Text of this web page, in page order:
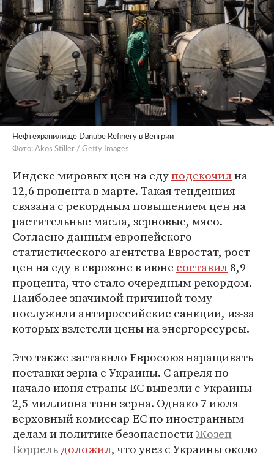
Нефтехранилище Danube Refinery в Венгрии
Фото: Akos Stiller / Getty Images
Индекс мировых цен на едуподскочилна
12,6 процента в марте. Такая тенденция
связана с рекордным повышением цен на
растительные масла, зерновые, мясо.
Согласно данным европейского
статистического агентства Евростат, рост
цен на еду в еврозоне в июне составил8,9
процента, что стало очередным рекордом.
Наиболее значимой причиной тому
послужили антироссийские санкции, из-за
которых взлетели цены на энергоресурсы.
Это также заставило Евросоюз наращивать
поставки зерна с Украины. С апреля по
начало июня страны ЕС вывезли с Украины
2,5 миллиона тонн зерна. Однако 7 июля
верховный комиссар ЕС по иностранным
делам и политике безопасностиЖозеп
Боррельдоложил, что увез с Украины около